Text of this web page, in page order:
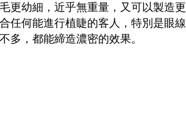
更幼細，近乎無重量，又可以製造更
任何能進行植睫的客人，特別是眼線
多，都能締造濃密的效果。